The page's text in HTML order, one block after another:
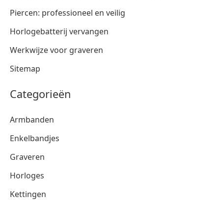
Piercen: professioneel en veilig
Horlogebatterij vervangen
Werkwijze voor graveren
Sitemap
Categorieën
Armbanden
Enkelbandjes
Graveren
Horloges
Kettingen